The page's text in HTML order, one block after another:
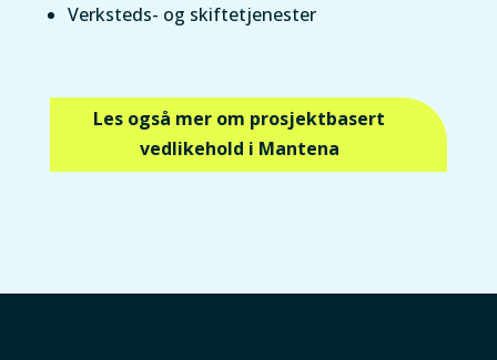
Verksteds- og skiftetjenester
Les også mer om prosjektbasert
vedlikehold i Mantena